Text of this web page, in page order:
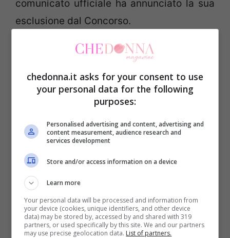
comunicato ufficiale ha annunciato la sua
esclusione dal Concorso.
“L’ufficio legale di Miss Italia e la patron
Patrizia Mirigliani hanno preso questa
decisione dopo aver esaminato, in seguito
numerose segnalazioni
fotografie in rete con pose di nudo ed altre
di seminudità a forte enfatizzazione
dell’elemento provocante”. Si dice nel
comunicato. L’esclusione infatti fa
riferimento all’art. 8 del regolamento del
Concorso secondo il quale le concorrenti
“non devono essere mai state ritratte
chedonna.it asks for your consent to use
your personal data for the following
purposes:
Personalised advertising and content, advertising and
content measurement, audience research and
services development
Store and/or access information on a device
Learn more
Your personal data will be processed and information from
your device (cookies, unique identifiers, and other device
data) may be stored by, accessed by and shared with 319
partners, or used specifically by this site. We and our partners
may use precise geolocation data. List of partners.